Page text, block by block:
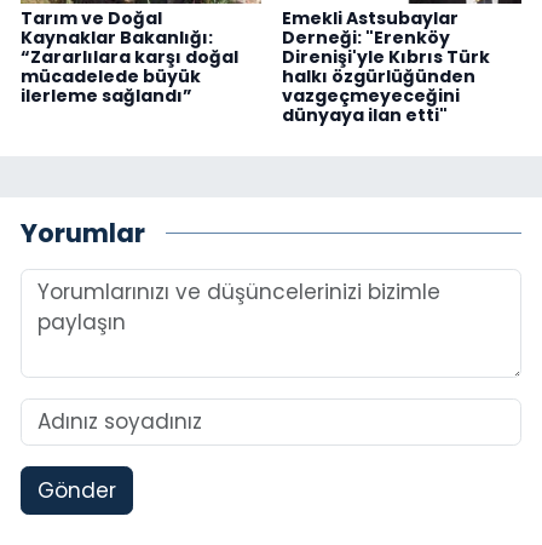
Tarım ve Doğal
Kaynaklar Bakanlığı:
“Zararlılara karşı doğal
mücadelede büyük
ilerleme sağlandı”
Emekli Astsubaylar
Derneği: "Erenköy
Direnişi'yle Kıbrıs Türk
halkı özgürlüğünden
vazgeçmeyeceğini
dünyaya ilan etti"
Yorumlar
Gönder